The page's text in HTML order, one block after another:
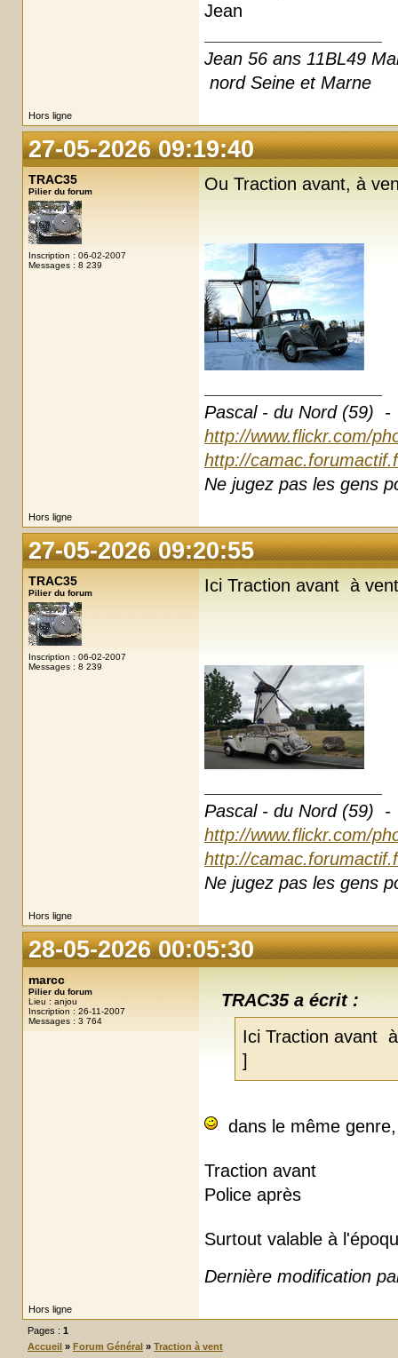
Jean
Jean 56 ans 11BL49
nord Seine et Marne
Hors ligne
27-05-2026 09:19:40
TRAC35
Pilier du forum
Inscription : 06-02-2007
Messages : 8 239
Ou Traction avant, à
Pascal - du Nord (59) -
http://www.flickr.com/
http://
Ne jugez pas les gens
Hors ligne
27-05-2026 09:20:55
TRAC35
Pilier du forum
Inscription : 06-02-2007
Messages : 8 239
Ici Traction avant à
Pascal - du Nord (59) -
http://www.flickr.com/
http://
Ne jugez pas les gens
Hors ligne
28-05-2026 00:05:30
marcc
Pilier du forum
Lieu : anjou
Inscription : 26-11-2007
Messages : 3 764
TRAC35 a écrit :
Ici Traction avant
]
dans le même
Traction avant
Police après
Surtout valable à
Dernière modification
Hors ligne
Pages : 1
Accueil » Forum Général » Traction à vent